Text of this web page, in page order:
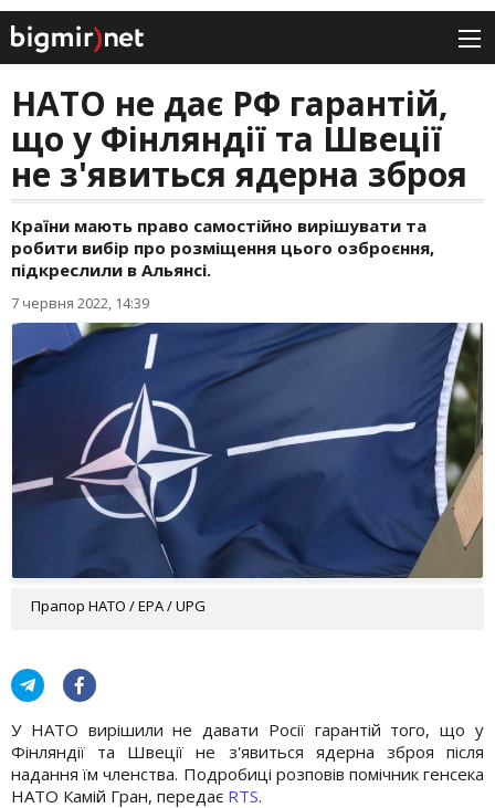
НАТО не дає РФ гарантій,
що у Фінляндії та Швеції
не з'явиться ядерна зброя
Країни мають право самостійно вирішувати та
робити вибір про розміщення цього озброєння,
підкреслили в Альянсі.
7 червня 2022, 14:39
Прапор НАТО / EPA / UPG
У НАТО вирішили не давати Росії гарантій того, що у
Фінляндії та Швеції не з'явиться ядерна зброя після
надання їм членства. Подробиці розповів помічник генсека
НАТО Камій Гран, передає RTS.